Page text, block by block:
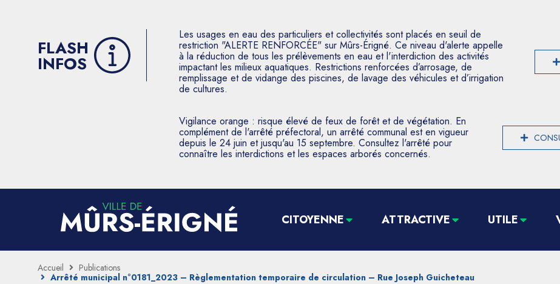
FLASH
INFOS
Les usages en eau des particuliers et collectivités sont placés en seuil de
restriction "ALERTE RENFORCÉE" sur Mûrs-Érigné. Ce niveau d'alerte appelle
à la réduction de tous les prélèvements en eau et l'interdiction des activités
impactant les milieux aquatiques. Restrictions renforcées d’arrosage, de
remplissage et de vidange des piscines, de lavage des véhicules et d’irrigation
de cultures.
Vigilance orange : risque élevé de feux de forêt et de végétation. En
complément de l'arrêté préfectoral, un arrêté communal est en vigueur
depuis le 24 juin et jusqu'au 15 septembre. Consultez l'arrêté pour
connaître les interdictions et les espaces arborés concernés.
CITOYENNE ATTRACTIVE UTILE
Accueil
Publications
Arrêté municipal n°0181_2023 – Règlementation temporaire de circulation – Rue Joseph Guicheteau